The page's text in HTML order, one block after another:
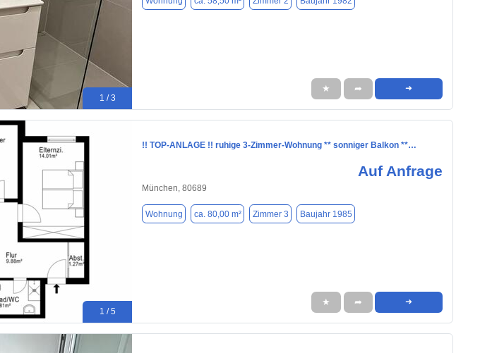
1 / 3
★ ➦ ➜
1 / 5
!! TOP-ANLAGE !! ruhige 3-Zimmer-Wohnung ** sonniger Balkon **…
Auf Anfrage
München, 80689
Wohnung ca. 80,00 m² Zimmer 3 Baujahr 1985
★ ➦ ➜